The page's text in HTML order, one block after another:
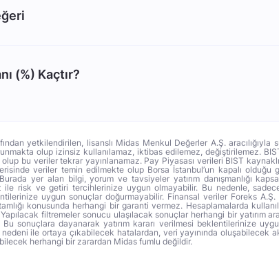
(%) Kaçtır?
yetkilendirilen, lisanslı Midas Menkul Değerler A.Ş. aracılığıyla
olup izinsiz kullanılamaz, iktibas edilemez, değiştirilemez.
bu veriler tekrar yayınlanamaz. Pay Piyasası verileri BIST
veriler temin edilmekte olup Borsa İstanbul’un kapalı olduğu
yer alan bilgi, yorum ve tavsiyeler yatırım danışmanlığı
ile risk ve getiri tercihlerinize uygun olmayabilir. Bu nedenle,
uygun sonuçlar doğurmayabilir. Finansal veriler Foreks A.Ş.
konusunda herhangi bir garanti vermez. Hesaplamalarda
filtremeler sonucu ulaşılacak sonuçlar herhangi bir yatırım
sonuçlara dayanarak yatırım kararı verilmesi beklentilerinize
ile ortaya çıkabilecek hatalardan, veri yayınında oluşabilecek
herhangi bir zarardan Midas fumlu değildir.